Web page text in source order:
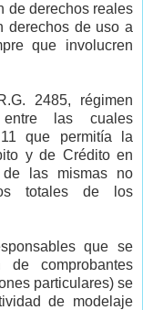
de derechos reales
derechos de uso a
que involucren
2485, régimen
las cuales
que permitía la
y de Crédito en
de las mismas no
totales de los
que se
comprobantes
particulares) se
de modelaje